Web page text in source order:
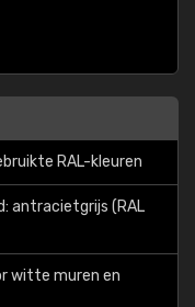
RAL-kleuren
antracietgrijs (RAL
witte muren en